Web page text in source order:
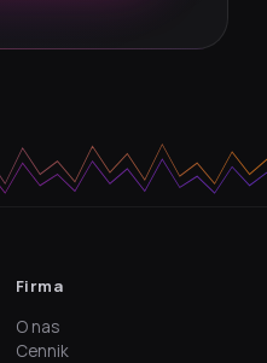
Firma
O nas
Cennik